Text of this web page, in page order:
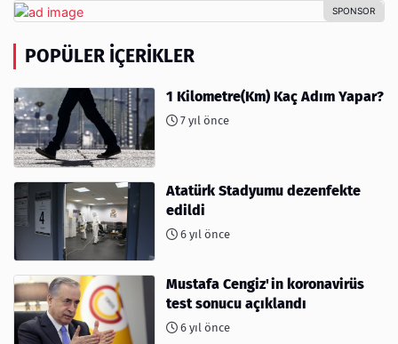
POPÜLER İÇERIKLER
1 Kilometre(Km) Kaç Adım Yapar?
7 yıl önce
Atatürk Stadyumu dezenfekte
edildi
6 yıl önce
Mustafa Cengiz'in koronavirüs
test sonucu açıklandı
6 yıl önce